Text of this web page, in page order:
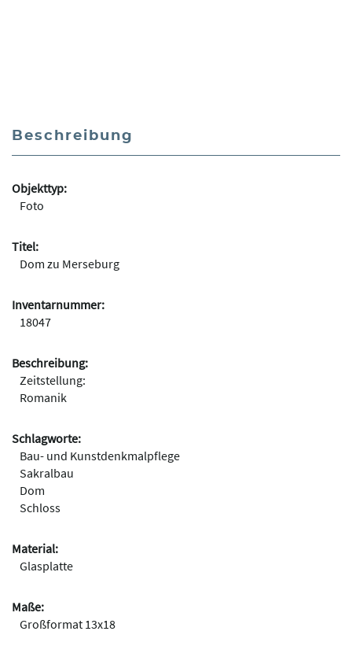
Beschreibung
Objekttyp:
Foto
Titel:
Dom zu Merseburg
Inventarnummer:
18047
Beschreibung:
Zeitstellung:
Romanik
Schlagworte:
Bau- und Kunstdenkmalpflege
Sakralbau
Dom
Schloss
Material:
Glasplatte
Maße:
Großformat 13x18